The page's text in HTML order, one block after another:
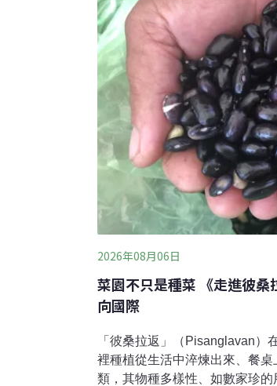
2026年08月06日
菜園不只是種菜 《走進彼
向國際
「彼桑拉返」（Pisanglavan）
裡種植從生活中淬煉出來、餐
類，其物種多樣性、如數家珍